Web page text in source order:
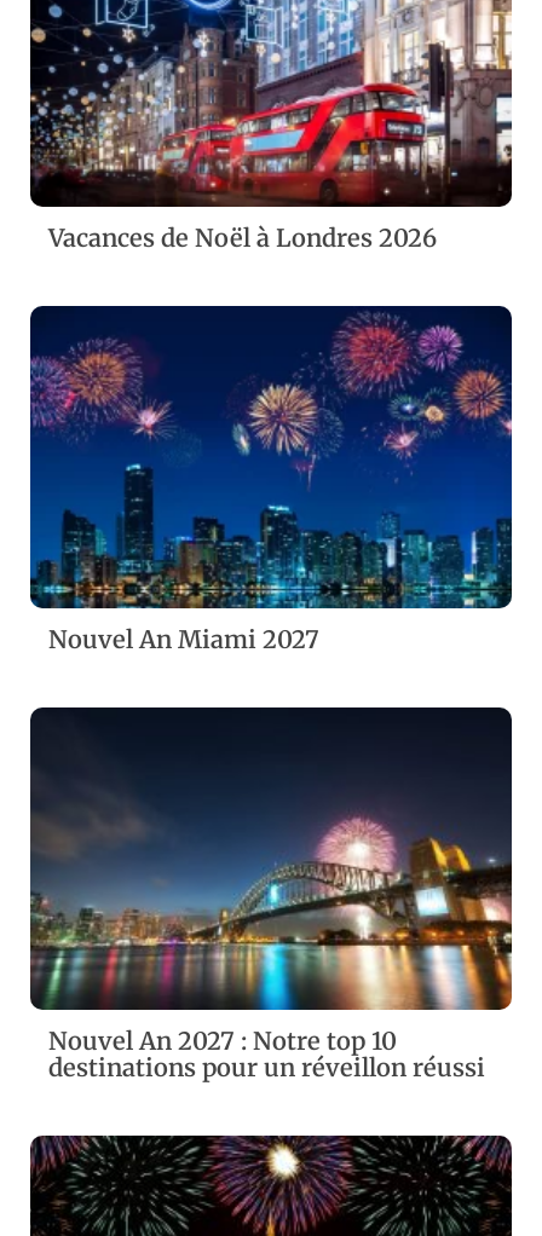
ZOOM VIEW
Vacances de Noël à Londres 2026
ZOOM VIEW
Nouvel An Miami 2027
VIEW
Nouvel An 2027 : Notre top 10
destinations pour un réveillon réussi